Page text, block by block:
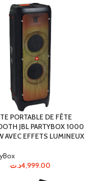
PORTABLE DE FÊTE
JBL PARTYBOX 1000
AVEC EFFETS LUMINEUX
4,999.00د.ت